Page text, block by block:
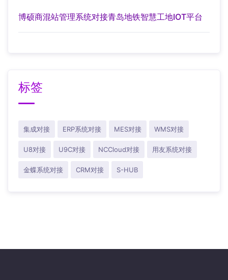
博硕商混站管理系统对接青岛地铁智慧工地IOT平台
标签
集成对接 ERP系统对接 MES对接 WMS对接
U8对接 U9C对接 NCCloud对接 用友系统对接
金蝶系统对接 CRM对接 S-HUB